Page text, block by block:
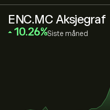
ENC.MC Aksjegraf
‎10.26‎ Siste måned